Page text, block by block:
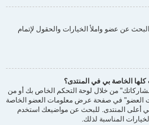
عن عضو واملأ الخيارات والحقول لإتمام
الخاصة بي في المنتدى؟
من خلال لوحة التحكم الخاص بك أو من
العضو" في صفحة عرض معلومات العضو الخاصة
أعلى المنتدى. للبحث عن مواضيعك استخدم
المناسبة لذلك.